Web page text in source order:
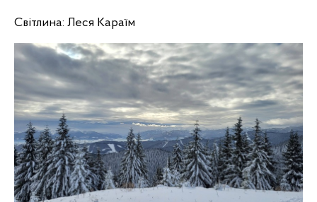
Світлина: Леся Караїм